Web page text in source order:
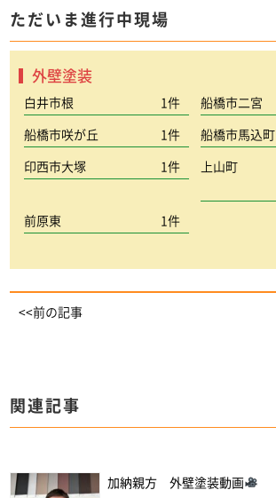
ただいま進行中現場
外壁塗装
白井市根 1件 船橋市二宮
船橋市咲が丘 1件 船橋市馬込町
印西市大塚 1件 上山町
前原東 1件
<<前の記事
関連記事
加納親方 外壁塗装動画